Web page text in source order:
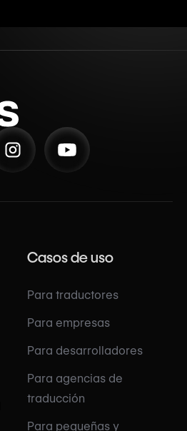
Casos de uso
Para traductores
Para empresas
Para desarrolladores
Para agencias de
traducción
Para pequeñas y